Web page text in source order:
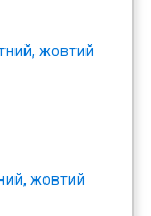
жовтий